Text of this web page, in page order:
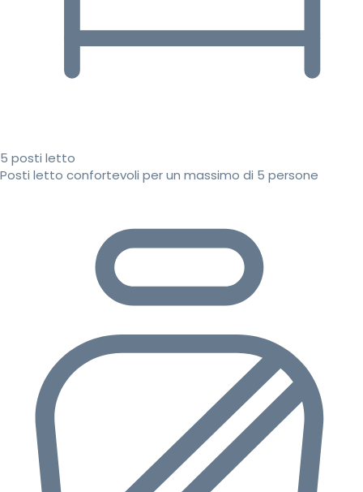
5 posti letto
Posti letto confortevoli per un massimo di 5 persone